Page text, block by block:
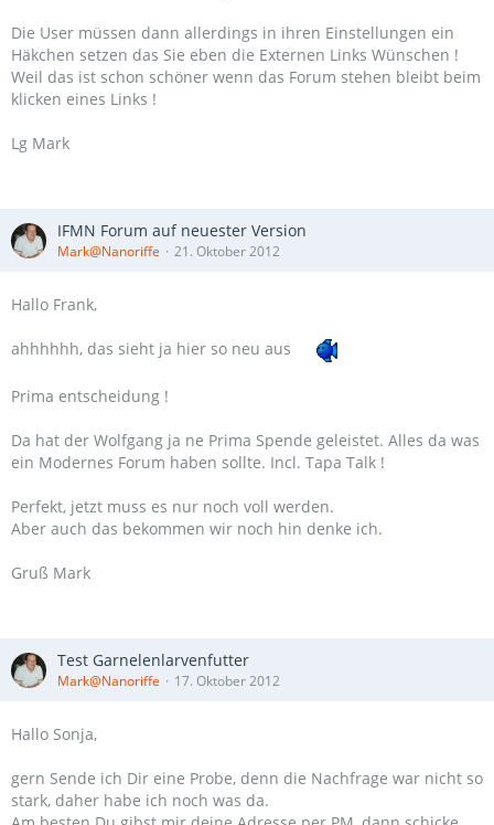
Die User müssen dann allerdings in ihren Einstellungen ein
Häkchen setzen das Sie eben die Externen Links Wünschen !
Weil das ist schon schöner wenn das Forum stehen bleibt beim
klicken eines Links !
Lg Mark
IFMN Forum auf neuester Version
Mark@Nanoriffe 21. Oktober 2012
Hallo Frank,
ahhhhhh, das sieht ja hier so neu aus
Prima entscheidung !
Da hat der Wolfgang ja ne Prima Spende geleistet. Alles da was
ein Modernes Forum haben sollte. Incl. Tapa Talk !
Perfekt, jetzt muss es nur noch voll werden.
Aber auch das bekommen wir noch hin denke ich.
Gruß Mark
Test Garnelenlarvenfutter
Mark@Nanoriffe 17. Oktober 2012
Hallo Sonja,
gern Sende ich Dir eine Probe, denn die Nachfrage war nicht so
stark, daher habe ich noch was da.